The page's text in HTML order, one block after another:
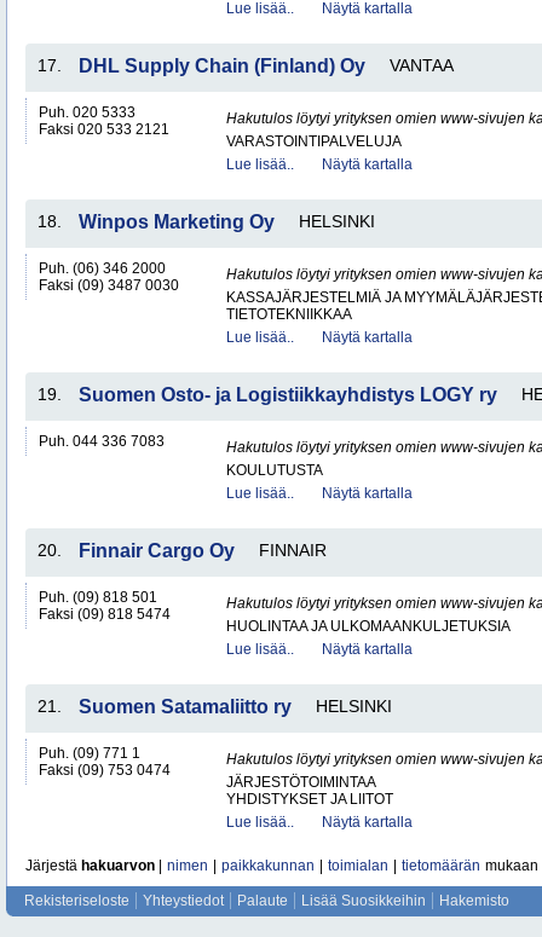
Lue lisää..
Näytä kartalla
17. DHL Supply Chain (Finland) Oy VANTAA
Puh. 020 5333
Faksi 020 533 2121
Hakutulos löytyi yrityksen omien www-sivujen
VARASTOINTIPALVELUJA
Lue lisää..
Näytä kartalla
18. Winpos Marketing Oy HELSINKI
Puh. (06) 346 2000
Faksi (09) 3487 0030
Hakutulos löytyi yrityksen omien www-sivujen
KASSAJÄRJESTELMIÄ JA
TIETOTEKNIIKKAA
Lue lisää..
Näytä kartalla
19. Suomen Osto- ja Logistiikkayhdistys LOGY ry
Puh. 044 336 7083
Hakutulos löytyi yrityksen omien www-sivujen
KOULUTUSTA
Lue lisää..
Näytä kartalla
20. Finnair Cargo Oy FINNAIR
Puh. (09) 818 501
Faksi (09) 818 5474
Hakutulos löytyi yrityksen omien www-sivujen
HUOLINTAA JA ULKOMAANKULJETUKSIA
Lue lisää..
Näytä kartalla
21. Suomen Satamaliitto ry HELSINKI
Puh. (09) 771 1
Faksi (09) 753 0474
Hakutulos löytyi yrityksen omien www-sivujen
JÄRJESTÖTOIMINTAA
YHDISTYKSET JA LIITOT
Lue lisää..
Näytä kartalla
Järjestä hakuarvon nimen paikkakunnan toimialan tietomäärän mukaan
Rekisteriseloste Yhteystiedot Palaute Lisää Suosikkeihin Hakemisto